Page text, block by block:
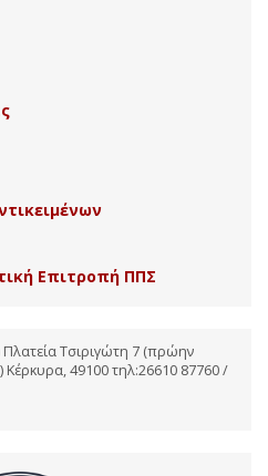
Επιτροπή ΠΠΣ
Πλατεία Τσιριγώτη 7 (πρώην
Κέρκυρα, 49100 τηλ:26610 87760 /